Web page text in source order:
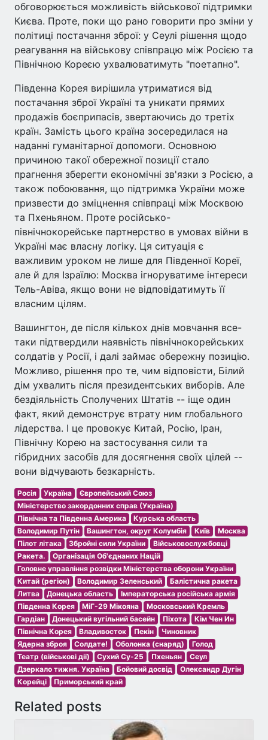
обговорюється можливість військової підтримки
Києва. Проте, поки що рано говорити про зміни у
політиці постачання зброї: у Сеулі рішення щодо
реагування на військову співпрацю між Росією та
Північною Кореєю ухвалюватимуть "поетапно".
Південна Корея вирішила утриматися від
постачання зброї Україні та уникати прямих
продажів боєприпасів, звертаючись до третіх
країн. Замість цього країна зосередилася на
наданні гуманітарної допомоги. Основною
причиною такої обережної позиції стало
прагнення зберегти економічні зв'язки з Росією, а
також побоювання, що підтримка України може
призвести до зміцнення співпраці між Москвою
та Пхеньяном. Проте російсько-
північнокорейське партнерство в умовах війни в
Україні має власну логіку. Ця ситуація є
важливим уроком не лише для Південної Кореї,
але й для Ізраїлю: Москва ігноруватиме інтереси
Тель-Авіва, якщо вони не відповідатимуть її
власним цілям.
Вашингтон, де після кількох днів мовчання все-
таки підтвердили наявність північнокорейських
солдатів у Росії, і далі займає обережну позицію.
Можливо, рішення про те, чим відповісти, Білий
дім ухвалить після президентських виборів. Але
бездіяльність Сполучених Штатів -- іще один
факт, який демонструє втрату ним глобального
лідерства. І це провокує Китай, Росію, Іран,
Північну Корею на застосування сили та
гібридних засобів для досягнення своїх цілей --
вони відчувають безкарність.
Росія Україна
Європейський Союз
Міністерство закордонних справ (Україна)
Північна та Південна Америка
Курська область
Володимир Путін
Вашингтон, округ Колумбія Київ
Москва
Пілот літака
Збройні сили України
Військовослужбовці
Ракета.
Організація Об'єднаних Націй
Головне управління розвідки Міністерства оборони України
Китай (регіон)
Володимир Зеленський
Балістична ракета
Литва
Донецька область
Імператорська російська армія
Південна Корея
МіГ-29 Мікояна
Московський Кремль
Гардіан
Донецький вугільний басейн Піхота
Кім Чен Ин
Північна Корея
Владивосток Пекін
Чиновник
Ядерна зброя
Солдате! Оболонка (снаряд)
Голод
Театр (військові дії)
Сухий Су-25 Пхеньян
Сеул
Дзеркало тижня. Україна
Бойовий досвід
Олександр Дугін
Корейці
Приморський край
Related posts